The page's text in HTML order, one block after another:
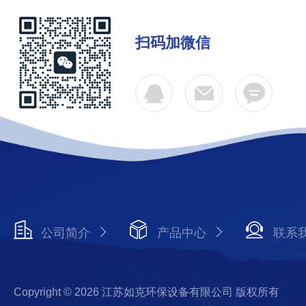
扫码加微信
公司简介 产品中心 联系
Copyright © 2026 江苏如克环保设备有限公司 版权所有